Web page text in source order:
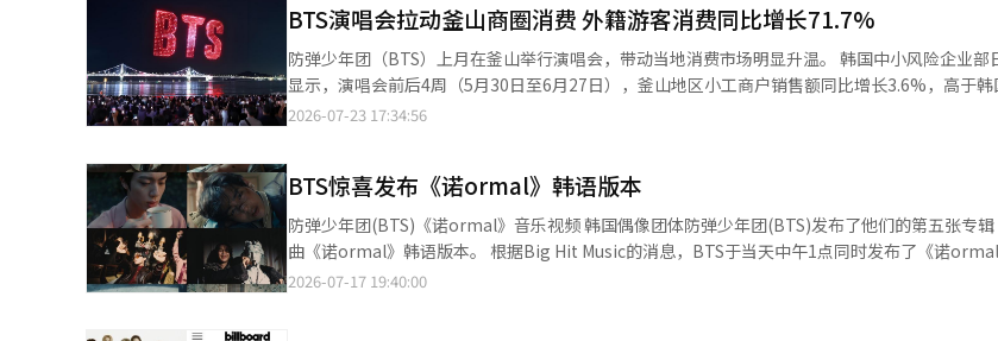
是特别之处”的理念，鼓励人们坚持自我，不必迎合外界标准。 歌曲中还借歌词表达了对西方主流音乐市场长期质疑
亚洲艺人成就的回应，其中一句“只有眼睛特别大的你们这样说”，被认为含蓄批评了部分西方
乐及亚洲艺人的刻板印象。 《Aliens》此次意外登顶，不仅体现了全球粉丝对歌曲内容的认可，更是阿米对BTS“不
应以语言和地域划分音乐”这一理念的积极回应。BTS主动放弃参评格莱美而不是迎合评奖标准
持。 BTS在每逢重大活动节点时，全球各国阿米都会通过串流播放、数字购买等方式表达支持。去年12月，在组合即
榜”冠军。 全球大量粉丝在社交平台X上发起#WeStandWithBTS#、#Proud_of_BTS#等话题接力，声援BTS的决
定，相关话题持续升温。 韩国说唱组合EpikHigh成员Tablo、奈飞动画电影《K-POP：猎魔女团》导演玛吉·姜等
也纷纷在社交平台转发有关新闻，并配上声援表情。 此外，曾参与BTS第五张正规专辑歌曲《Aliens》和《2.0》制
作的美国知名音乐制作人Mike Will Made-It也在社交平台发文写下“BTS ALIENS”，为组合送上支持。 本
BTS成员在社交媒体宣布，不会向明年的格莱美奖提交作品参评。成员们在声明中委婉批评格莱
BTS演唱会拉动釜山商圈消费 外籍游客消费同比增长71.7%
防弹少年团（BTS）上月在釜山举行演唱会，带动当地消费市场明显升温。 韩国中小风险企业部日前发布的分析结果
显示，演唱会前后4周（5月30日至6月27日），釜山地区小工商户销售额同比增长3.6%，高于
（0.4%）和首尔（0.3%）同期水平。显示大型文化活动对地方消费具有显著带动作用。 从消费走势来看，演出前两
幅位居各行业首位；美容美发行业和餐饮业分别增长6.2%和3.6%，反映出游客在餐饮、购物及生
费需求明显增加。 从主要商圈来看，影岛区销售额同比增长13.7%，国际市场增长11%，西面增长8.7%，海云台增
长5%，釜山站周边增长4.2%，主要旅游商圈销售额增幅均高于釜山整体平均水平。 与此同时，外籍游客成为推动当
地消费增长的重要力量。数据显示，分析期间釜山地区外籍消费者销售额同比增长71.7%。其中
148.1%，餐饮业增长72.3%，便利店增长71%，美容美发行业增长63.8%。按商圈来看，影岛区
2026-07-23 17:34:56
BTS惊喜发布《诺ormal》韩语版本
防弹少年团(BTS)《诺ormal》音乐视频 韩国偶像团体防弹少年团(BTS)发布了他们的第五张专辑《阿里郎》中的新
曲《诺ormal》韩语版本。 根据Big Hit Music的消息，BTS于当天中午1点同时发布了《诺ormal》的显性(Explicit)
版本、清洁(Clean)版本和伴奏(Instrumental)版本。 韩语版本曾在6月举行的世界巡演釜山演出中首次向粉丝公开。
2026-07-17 19:40:00